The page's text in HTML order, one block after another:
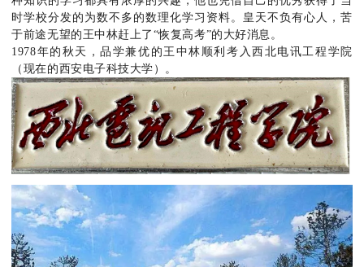
时学校分发的为数不多的数理化学习资料。皇天不负有心人，苦
于前途无望的王中林赶上了“恢复高考”的大好消息。
1978年的秋天，品学兼优的王中林顺利考入西北电讯工程学院
（现在的西安电子科技大学）。